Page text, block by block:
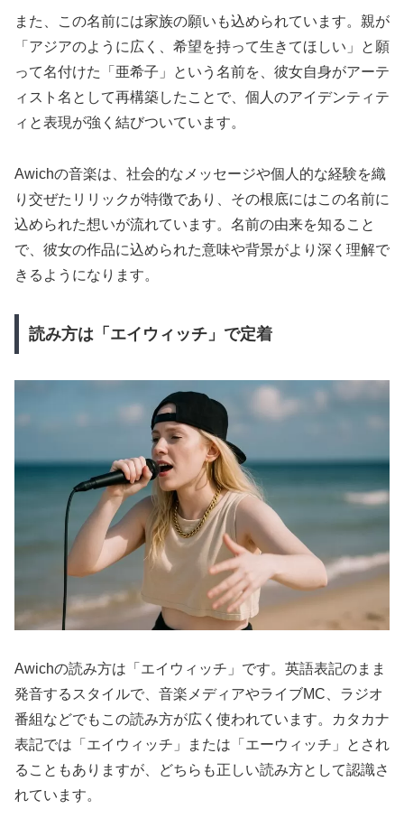
また、この名前には家族の願いも込められています。親が
「アジアのように広く、希望を持って生きてほしい」と願
って名付けた「亜希子」という名前を、彼女自身がアーテ
ィスト名として再構築したことで、個人のアイデンティテ
ィと表現が強く結びついています。
Awichの音楽は、社会的なメッセージや個人的な経験を織
り交ぜたリリックが特徴であり、その根底にはこの名前に
込められた想いが流れています。名前の由来を知ること
で、彼女の作品に込められた意味や背景がより深く理解で
きるようになります。
読み方は「エイウィッチ」で定着
Awichの読み方は「エイウィッチ」です。英語表記のまま
発音するスタイルで、音楽メディアやライブMC、ラジオ
番組などでもこの読み方が広く使われています。カタカナ
表記では「エイウィッチ」または「エーウィッチ」とされ
ることもありますが、どちらも正しい読み方として認識さ
れています。